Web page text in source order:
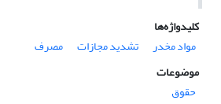
کلیدواژه‌ها
مواد مخدر
تشدید مجازات
مصرف
موضوعات
حقوق